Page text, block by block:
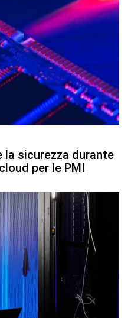
la sicurezza durante
per le PMI